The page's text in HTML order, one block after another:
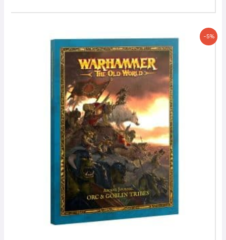
-5%
prix
initial
était :
22,00 €.
actuel
est :
20,90 €.